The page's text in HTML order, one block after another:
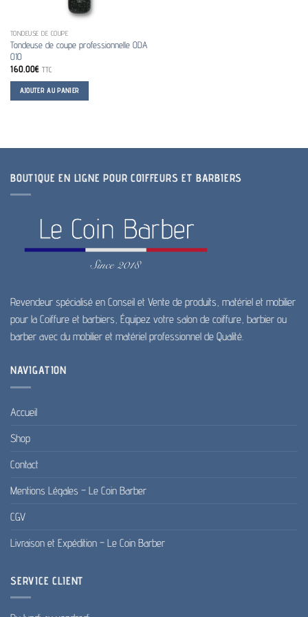
TONDEUSE DE COUPE
Tondeuse de coupe professionnelle ODA
010
160.00€ TTC
AJOUTER AU PANIER
BOUTIQUE EN LIGNE POUR COIFFEURS ET BARBIERS
Revendeur spécialisé en Conseil et Vente de produits, matériel et mobilier
pour la Coiffure et barbiers, Équipez votre salon de coiffure, barbier ou
barber avec du mobilier et matériel professionnel de Qualité.
NAVIGATION
Accueil
Shop
Contact
Mentions Légales – Le Coin Barber
CGV
Livraison et Expédition – Le Coin Barber
SERVICE CLIENT